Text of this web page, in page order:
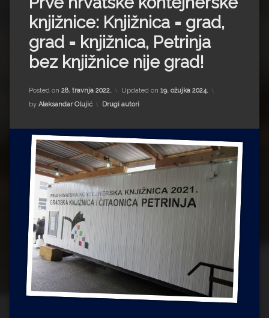
Impressum
Milenko Strižak
Drugi autori
Drugi autori
Matea Andrić
Ljiljana Lekanić-Kljaić
Mario Lovreković
Miroslav Šantek
knjižnice: Knjižnica = grad,
grad = knjižnica, Petrinja
bez knjižnice nije grad!
Posted on 28. travnja 2022. Updated on 19. ožujka 2024.
by Aleksandar Olujić Kategorije:
Drugi autori